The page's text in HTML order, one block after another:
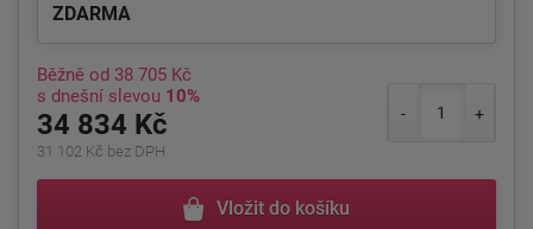
ZDARMA
Běžně od 38 705 Kč
s dnešní slevou 10%
34 834 Kč
31 102 Kč bez DPH
Vložit do košíku